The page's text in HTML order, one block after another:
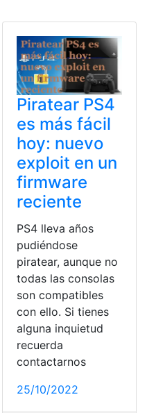
Piratear PS4
es más fácil
hoy: nuevo
exploit en un
firmware
reciente
PS4 lleva años
pudiéndose
piratear, aunque no
todas las consolas
son compatibles
con ello. Si tienes
alguna inquietud
recuerda
contactarnos
25/10/2022